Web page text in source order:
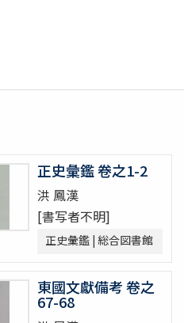
de 1497
& regna
Oost ofte Rorlugarels Indien]
正史彙鑑 卷之1-2
洪 鳳漢
[書写者不明]
正史彙鑑 | 総合図書館
東國文獻備考 卷之
67-68